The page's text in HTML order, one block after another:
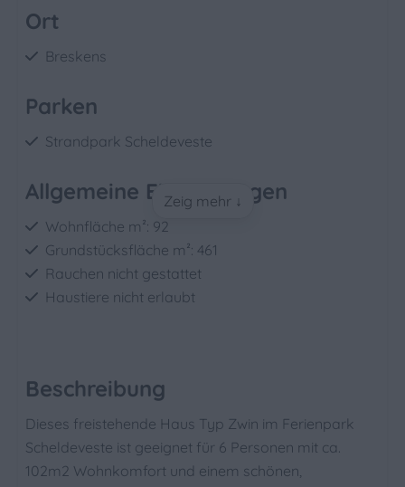
Ort
Breskens
Parken
Strandpark Scheldeveste
Allgemeine Einrichtungen
Wohnfläche m²: 92
Grundstücksfläche m²: 461
Rauchen nicht gestattet
Haustiere nicht erlaubt
Dusche
Waschbecken: 1
Schlafzimmer
Zeig mehr ↓
Beschreibung
Dieses freistehende Haus Typ Zwin im Ferienpark
Scheldeveste ist geeignet für 6 Personen mit ca.
102m2 Wohnkomfort und einem schönen,